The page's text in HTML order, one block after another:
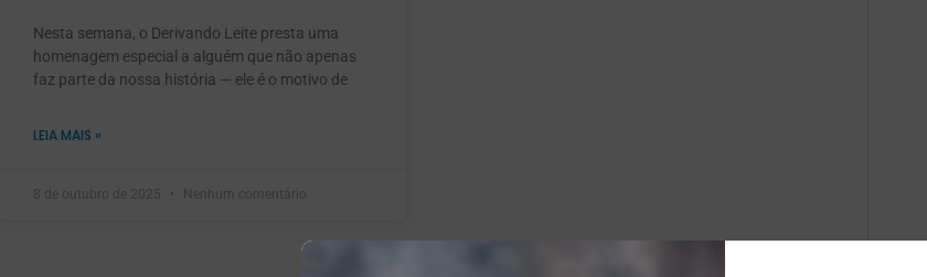
Nesta semana, o Derivando Leite presta uma
homenagem especial a alguém que não apenas
faz parte da nossa história — ele é o motivo de
LEIA MAIS »
8 de outubro de 2025 Nenhum comentário